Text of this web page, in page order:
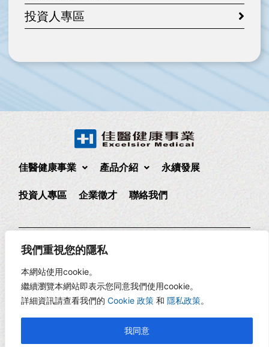
我們重視您的隱私
本網站使用cookie。
繼續瀏覽本網站即表示您同意我們使用cookie。
詳細資訊請查看我們的 Cookie 政策 和 隱私政策。
我同意
投資人專區
佳醫健康事業 產品介紹 永續發展
投資人專區 企業徵才 聯絡我們
235 新北市中和區中正路880號17樓
17F., No. 880, Zhongzheng Rd., Zhonghe Dist., New Taipei
City, Taiwan
Copyright © 2026 佳醫健康 | 網頁設計 -RiseCreatives 展躍